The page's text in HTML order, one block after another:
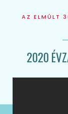
AZ ELMÚLT
2020